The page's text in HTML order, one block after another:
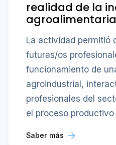
realidad de la
agroalimentaria
La actividad permitió
futuras/os
funcionamiento de
agroindustrial,
profesionales del
el proceso productivo
Saber más